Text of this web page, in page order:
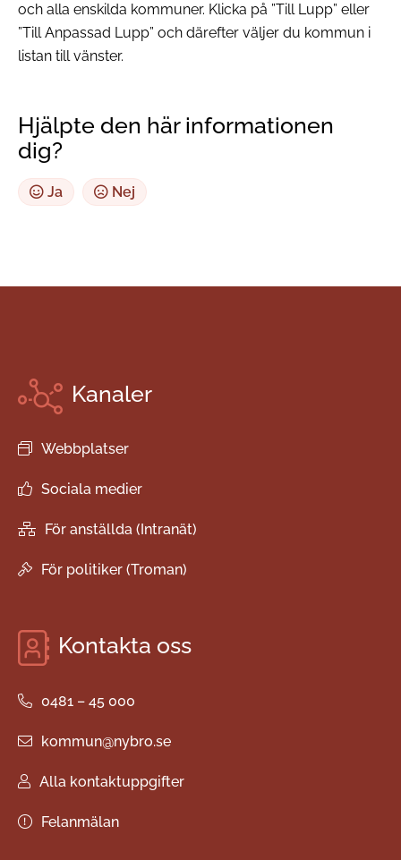
och alla enskilda kommuner. Klicka på ”Till Lupp” eller
”Till Anpassad Lupp” och därefter väljer du kommun i
listan till vänster.
Hjälpte den här informationen
dig?
Ja Nej
Kanaler
Webbplatser
Sociala medier
För anställda (Intranät)
För politiker (Troman)
Kontakta oss
0481 – 45 000
kommun@nybro.se
Alla kontaktuppgifter
Felanmälan